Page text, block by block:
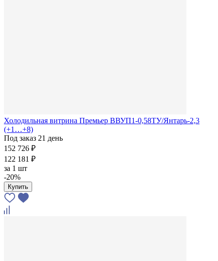
Холодильная витрина Премьер ВВУП1-0,58ТУ/Янтарь-2,3
(+1…+8)
Под заказ 21 день
152 726 ₽
122 181 ₽
за 1 шт
-20%
Купить